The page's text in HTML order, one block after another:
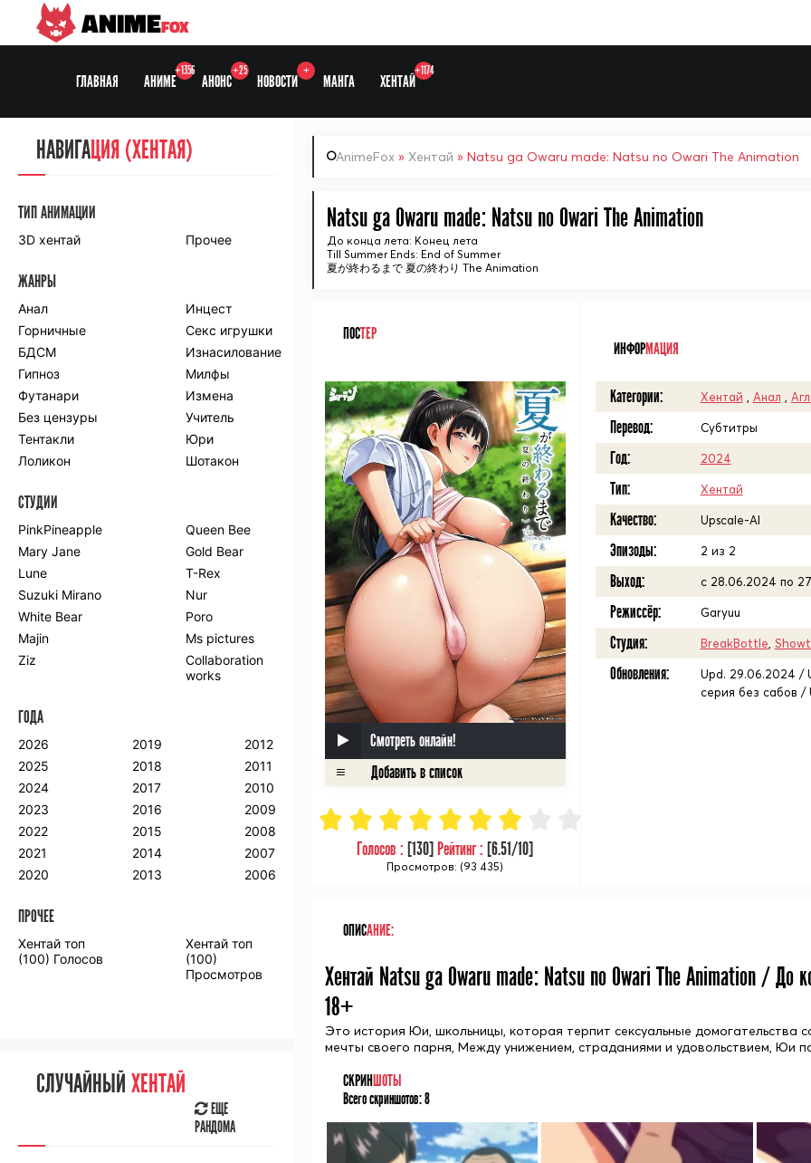
ANIMEFOX
ГЛАВНАЯ АНИМЕ
+1356
АНОНС
+25
НОВОСТИ
+
МАНГА ХЕНТАЙ
+1174
AnimeFox » Хентай » Natsu ga Owaru made: Natsu no Owari The Animation
Natsu ga Owaru made: Natsu no Owari The Animation
До конца лета: Конец лета
Till Summer Ends: End of Summer
夏が終わるまで 夏の終わり The Animation
ПОСТЕР
Смотреть онлайн!
Голосов : [130] Рейтинг : [6.51/10]
Просмотров: (93 435)
ИНФОРМАЦИЯ
Категории: Хентай Анал
Перевод: Субтитры
Год: 2024
Тип: Хентай
Качество: Upscale-AI
Эпизоды: 2 из 2
Выход: с 28.06.2024 по
Режиссёр: Garyuu
Студия: BreakBottle
Обновления:
Upd. 29.06.2024 /
серия без сабов /
ОПИСАНИЕ:
Хентай Natsu ga Owaru made: Natsu no Owari The Animation / До
18+
Это история Юи, школьницы, которая терпит сексуальные
мечты своего парня, Между унижением, страданиями и удовольствием, Юи
СКРИНШОТЫ
Всего скриншотов:8
НАВИГАЦИЯ
СЕЗОНЫ
Anidub
Animedia
Kansai studio
Onibaku
Shiza project
ПО ЖАНРАМ
Комедия
Приключения
Романтика
Школа
Этти
Боевые
искусства
Гарем
Драма
Игры
Исторический
Магия
Фантастика
Фэнтези
Мистика
Попаданцы в
другой мир
Хентай
ПО ГОДУ
2023
2022
2021
2020
2019
2018
2017
2016
2013
2012
2011
2010
2009
2008
2005
2004
2003
2002
2001
2000
ПРОЧЕЕ
Аниме фильмы Аниме OVA
СЛУЧАЙНОЕ АНИМЕ
РАНДОМА
НАВИГАЦИЯ (ХЕНТАЯ)
ТИП АНИМАЦИИ
3D хентай Прочее
ЖАНРЫ
Анал
Инцест
Горничные
Секс игрушки
БДСМ
Изнасилование
Гипноз
Милфы
Футанари
Измена
Без цензуры
Учитель
Тентакли
Юри
Лоликон
Шотакон
СТУДИИ
PinkPineapple
Queen Bee
Mary Jane
Gold Bear
Lune
T-Rex
Suzuki Mirano
Nur
White Bear
Poro
Majin
Ms pictures
Ziz
Collaboration
works
ГОДА
2026
2025
2024
2023
2022
2021
2020
2019
2018
2017
2016
2015
2014
2013
2012
2011
2010
2009
2008
2007
2006
ПРОЧЕЕ
Хентай топ
(100) Голосов
Хентай топ
(100)
Просмотров
СЛУЧАЙНЫЙ ХЕНТАЙ
ЕЩЕ
РАНДОМА